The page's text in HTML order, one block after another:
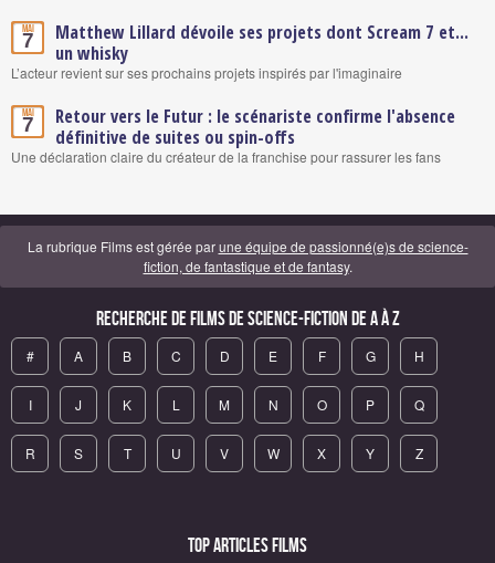
Mai
7
Matthew Lillard dévoile ses projets dont Scream 7 et...
un whisky
L’acteur revient sur ses prochains projets inspirés par l'imaginaire
Mai
7
Retour vers le Futur : le scénariste confirme l'absence
définitive de suites ou spin-offs
Une déclaration claire du créateur de la franchise pour rassurer les fans
La rubrique Films est gérée parune équipe de passionné(e)s de science-
fiction, de fantastique et de fantasy.
Recherche de Films de science-fiction de A à Z
# A B C D E F G H
I J K L M N O P Q
R S T U V W X Y Z
Top articles Films